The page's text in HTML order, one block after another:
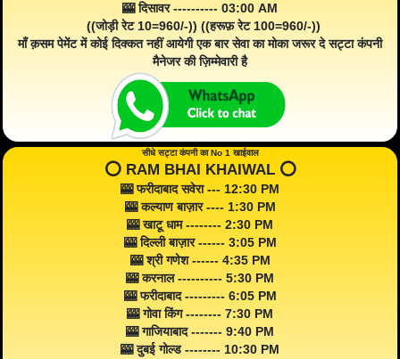
🎰 दिसावर ---------- 03:00 AM
((जोड़ी रेट 10=960/-)) ((हरूफ़ रेट 100=960/-))
माँ क़सम पेमेंट में कोई दिक्कत नहीं आयेगी एक बार सेवा का मोका जरूर दे सट्टा कंपनी
मैनेजर की ज़िम्मेवारी है
सीधे सट्टा कंपनी का No 1 खाईवाल
⭕️ RAM BHAI KHAIWAL ⭕️
🎰 फरीदाबाद सवेरा --- 12:30 PM
🎰 कल्याण बाज़ार ---- 1:30 PM
🎰 खाटू धाम -------- 2:30 PM
🎰 दिल्ली बाज़ार ------ 3:05 PM
🎰 श्री गणेश ------ 4:35 PM
🎰 करनाल ---------- 5:30 PM
🎰 फरीदाबाद --------- 6:05 PM
🎰 गोवा किंग -------- 7:30 PM
🎰 गाजियाबाद ------- 9:40 PM
🎰 दुबई गोल्ड -------- 10:30 PM